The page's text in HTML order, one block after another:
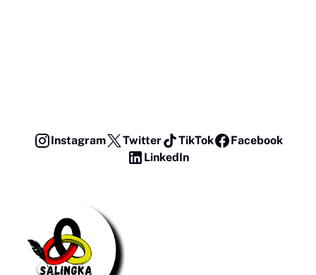
Instagram Twitter TikTok
Facebook
LinkedIn